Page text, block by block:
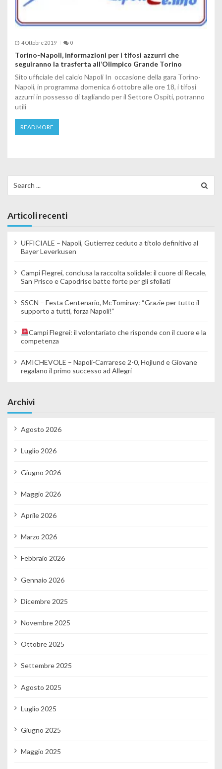
4 Ottobre 2019 0
Torino-Napoli, informazioni per i tifosi azzurri che
seguiranno la trasferta all’Olimpico Grande Torino
Sito ufficiale del calcio Napoli In occasione della gara Torino-
Napoli, in programma domenica 6 ottobre alle ore 18, i tifosi
azzurri in possesso di tagliando per il Settore Ospiti, potranno
utili
READ MORE
Articoli recenti
UFFICIALE – Napoli, Gutierrez ceduto a titolo definitivo al
Bayer Leverkusen
Campi Flegrei, conclusa la raccolta solidale: il cuore di Recale,
San Prisco e Capodrise batte forte per gli sfollati
SSCN – Festa Centenario, McTominay: “Grazie per tutto il
supporto a tutti, forza Napoli!”
Campi Flegrei: il volontariato che risponde con il cuore e la
competenza
AMICHEVOLE – Napoli-Carrarese 2-0, Hojlund e Giovane
regalano il primo successo ad Allegri
Archivi
Agosto 2026
Luglio 2026
Giugno 2026
Maggio 2026
Aprile 2026
Marzo 2026
Febbraio 2026
Gennaio 2026
Dicembre 2025
Novembre 2025
Ottobre 2025
Settembre 2025
Agosto 2025
Luglio 2025
Giugno 2025
Maggio 2025